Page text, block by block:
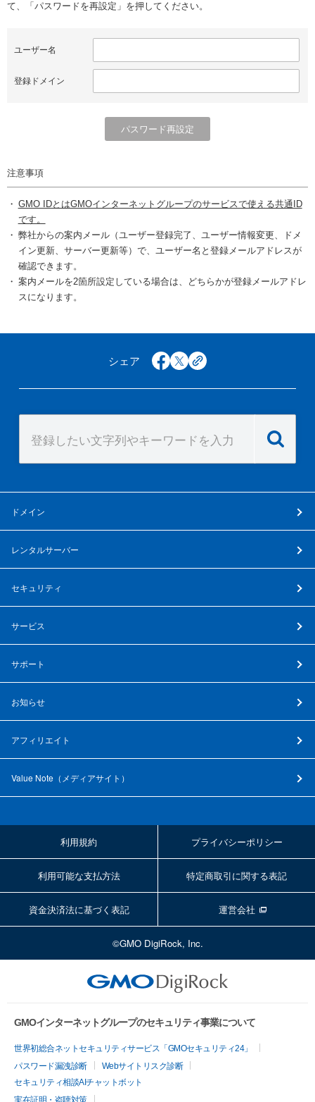
て、「パスワードを再設定」を押してください。
ユーザー名
登録ドメイン
注意事項
GMO IDとはGMOインターネットグループのサービスで使える共通ID
です。
弊社からの案内メール（ユーザー登録完了、ユーザー情報変更、ドメ
イン更新、サーバー更新等）で、ユーザー名と登録メールアドレスが
確認できます。
案内メールを2箇所設定している場合は、どちらかが登録メールアドレ
スになります。
シェア facebook
x copy
ドメイン
レンタルサーバー
セキュリティ
サービス
サポート
お知らせ
アフィリエイト
Value Note（ メディアサイト ）
利用規約 プライバシーポリシー
利用可能な支払方法 特定商取引に関する表記
資金決済法に基づく表記 運営会社
©GMO DigiRock, Inc.
GMOインターネットグループのセキュリティ事業について
世界初総合ネットセキュリティサービス「GMOセキュリティ24」
パスワード漏洩診断
Webサイトリスク診断
セキュリティ相談AIチャットボット
実在証明・盗聴対策